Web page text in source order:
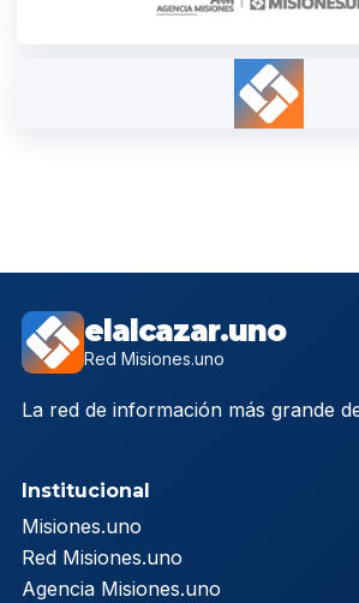
elalcazar.uno
Red Misiones.uno
La red de información más grande
Institucional
Misiones.uno
Red Misiones.uno
Agencia Misiones.uno